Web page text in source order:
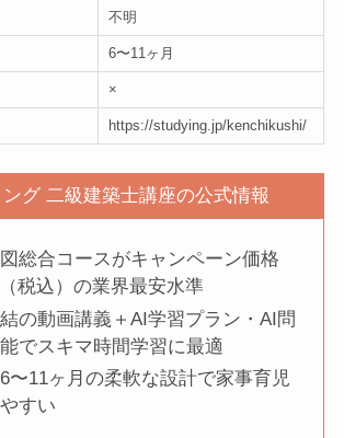
不明
6〜11ヶ月
×
https://studying.jp/kenchikushi/
グ 二級建築士講座の公式情報
総合コースがキャンペーン価格
税込）の業界最安水準
の動画講義＋AI学習プラン・AI問
でスキマ時間学習に最適
〜11ヶ月の柔軟な設計で家事育児
すい